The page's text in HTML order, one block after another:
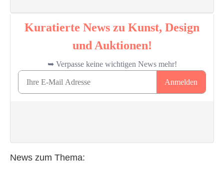
News zum Thema: